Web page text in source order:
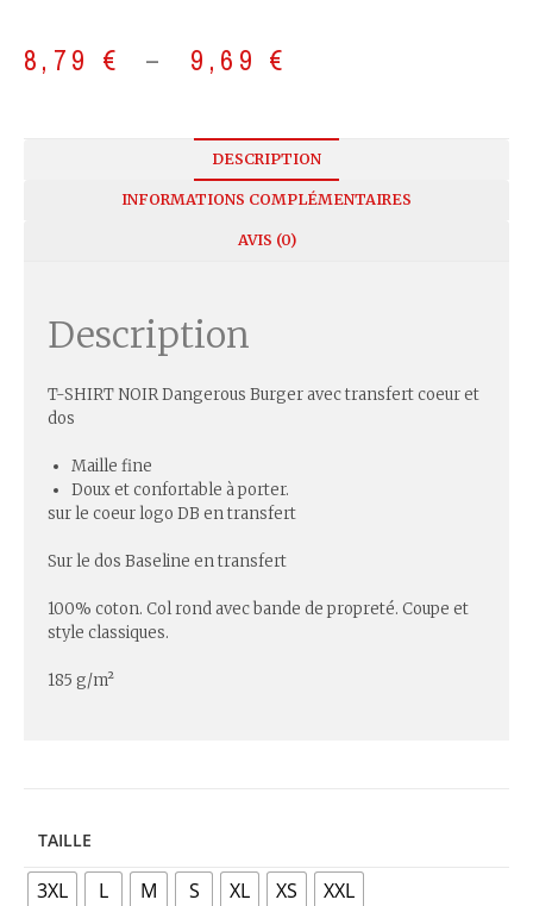
8,79 € – 9,69 €
DESCRIPTION
INFORMATIONS COMPLÉMENTAIRES
AVIS (0)
Description
T-SHIRT NOIR Dangerous Burger avec transfert coeur et
dos
Maille fine
Doux et confortable à porter.
sur le coeur logo DB en transfert
Sur le dos Baseline en transfert
100% coton. Col rond avec bande de propreté. Coupe et
style classiques.
185 g/m²
TAILLE
3XL L M S XL XS XXL